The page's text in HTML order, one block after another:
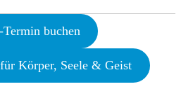
buchen
Körper, Seele & Geist